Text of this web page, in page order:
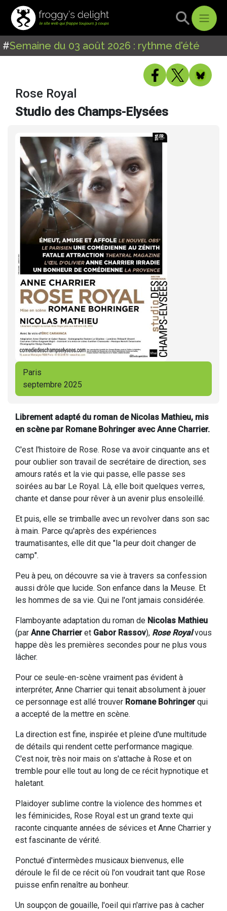
#Semaine du 03 août 2026 : rythme d'été
Rose Royal
Studio des Champs-Elysées
Paris
septembre 2025
Librement adapté du roman de Nicolas Mathieu, mis
en scène par Romane Bohringer avec Anne Charrier.
C'est l'histoire de Rose. Rose va avoir cinquante ans et
pour oublier son travail de secrétaire de direction, ses
amours ratés et la vie qui passe, elle passe ses
soirées au bar Le Royal. Là, elle boit quelques verres,
chante et danse pour rêver à un avenir plus ensoleillé.
Et puis, elle se trimballe avec un revolver dans son sac
à main. Parce qu'après des expériences
traumatisantes, elle dit que "la peur doit changer de
camp".
Peu à peu, on découvre sa vie à travers sa confession
aussi drôle que lucide. Son enfance dans la Meuse. Et
les hommes de sa vie. Qui ne l'ont jamais considérée.
Flamboyante adaptation du roman de Nicolas Mathieu
(par Anne Charrieret Gabor Rassov), Rose Royalvous
happe dès les premières secondes pour ne plus vous
lâcher.
Pour ce seule-en-scène vraiment pas évident à
interpréter, Anne Charrier qui tenait absolument à jouer
ce personnage est allé trouver Romane Bohringerqui
a accepté de la mettre en scène.
La direction est fine, inspirée et pleine d'une multitude
de détails qui rendent cette performance magique.
C'est noir, très noir mais on s'attache à Rose et on
tremble pour elle tout au long de ce récit hypnotique et
haletant.
Plaidoyer sublime contre la violence des hommes et
les féminicides, Rose Royal est un grand texte qui
raconte cinquante années de sévices et Anne Charrier y
est fascinante de vérité.
Ponctué d'intermèdes musicaux bienvenus, elle
déroule le fil de ce récit où l'on voudrait tant que Rose
puisse enfin renaître au bonheur.
Un soupçon de gouaille, l'oeil qui n'arrive pas à cacher